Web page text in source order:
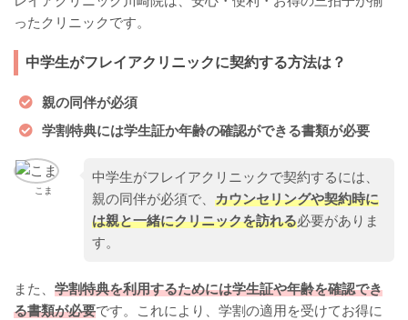
ったクリニックです。
中学生がフレイアクリニックに契約する方法は？
親の同伴が必須
学割特典には学生証か年齢の確認ができる書類が必要
こま
中学生がフレイアクリニックで契約するには、
親の同伴が必須で、 カウンセリングや契約時に
は親と一緒にクリニックを訪れる必要がありま
す。
また、 学割特典を利用するためには学生証や年齢を確認でき
る書類が必要です。これにより、学割の適用を受けてお得に